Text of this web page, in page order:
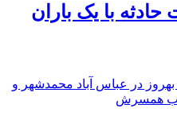
با یک باران